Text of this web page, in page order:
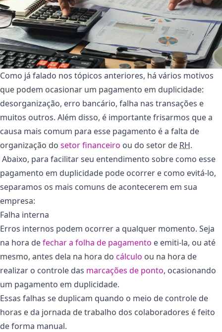
Como já falado nos tópicos anteriores, há vários motivos
que podem ocasionar um pagamento em duplicidade:
desorganização, erro bancário, falha nas transações e
muitos outros. Além disso, é importante frisarmos que a
causa mais comum para esse pagamento é a falta de
organização do setor financeiro ou do setor de RH.
Abaixo, para facilitar seu entendimento sobre como esse
pagamento em duplicidade pode ocorrer e como evitá-lo,
separamos os mais comuns de acontecerem em sua
empresa:
Falha interna
Erros internos podem ocorrer a qualquer momento. Seja
na hora defechar a folha de pagamento e emiti-la, ou até
mesmo, antes dela na hora do cálculo ou na hora de
realizar o controle das marcações de ponto, ocasionando
um pagamento em duplicidade.
Essas falhas se duplicam quando o meio de controle de
horas e da jornada de trabalho dos colaboradores é feito
de forma manual.